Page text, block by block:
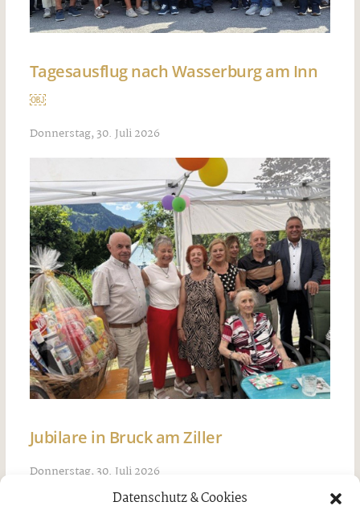
Datenschutz & Cookies
Tagesausflug nach Wasserburg am Inn
￼
Donnerstag, 30. Juli 2026
Jubilare in Bruck am Ziller
Donnerstag, 30. Juli 2026